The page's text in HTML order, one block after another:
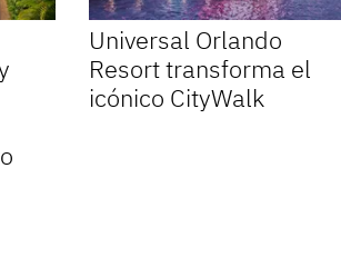
Universal Orlando
Resort transforma el
icónico CityWalk